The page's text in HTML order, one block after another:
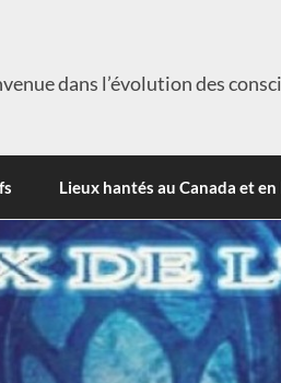
dans l’évolution des
Lieux hantés au Canada et en